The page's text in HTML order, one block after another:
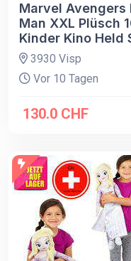
Marvel Avengers
Man XXL Plüsch
Kinder Kino Held
3930 Visp
Vor 10 Tagen
130.0 CHF